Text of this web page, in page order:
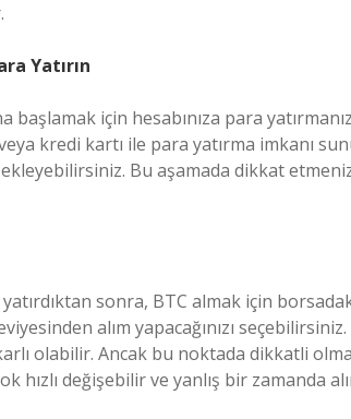
Yatırın
başlamak için hesabınıza para
kredi kartı ile para yatırma imkanı
ekleyebilirsiniz. Bu aşamada dikkat
yatırdıktan sonra, BTC almak için
alım yapacağınızı
olabilir. Ancak bu noktada dikkatli
hızlı değişebilir ve yanlış bir zamanda